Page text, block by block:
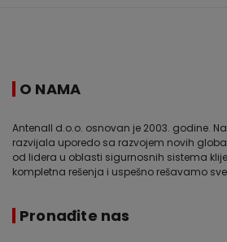
O NAMA
Antenall d.o.o. osnovan je 2003. godine.
razvijala uporedo sa razvojem novih
od lidera u oblasti sigurnosnih sistema
kompletna rešenja i uspešno rešavamo
Pronađite nas